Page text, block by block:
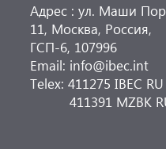
Адрес : ул. Маши
11, Москва, Россия,
ГСП-6, 107996
Email: info@ibec.int
Telex: 411275 IBEC RU
411391 MZBK